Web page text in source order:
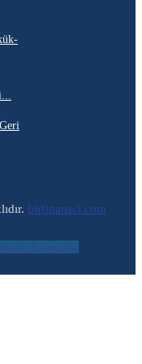
birfinansci.com
Envelope